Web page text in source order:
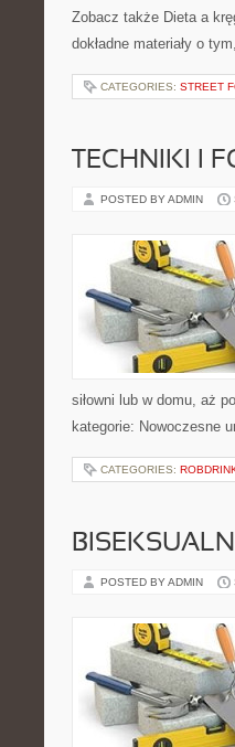
Zobacz także Dieta a
dokładne materiały o
CATEGORIES: STREET
TECHNIKI I
POSTED BY ADMIN
siłowni lub w domu, aż
kategorie: Nowoczesne
CATEGORIES:
POSTED BY ADMIN